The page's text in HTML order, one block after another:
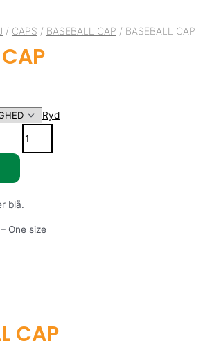
/ CAPS / BASEBALL CAP / BASEBALL CAP
Ryd
blå.
One size
CAP